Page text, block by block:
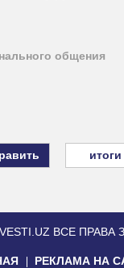
общения
итоги
ВСЕ ПРАВА
РЕКЛАМА НА